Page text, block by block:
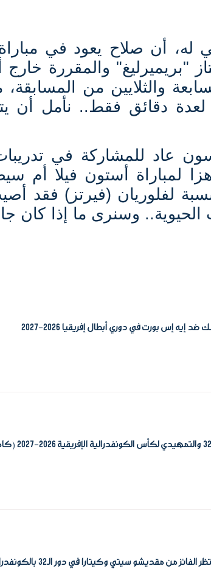
أن صلاح يعود في مباراة
"بريميرليغ" والمقررة
والثلايين من
لعدة دقائق فقط.. نأمل أن
عاد للمشاركة في
لمباراة أستون فيلا أم
لفلوريان (فيرتز) فقد
وسنرى ما إذا كان
ضد إيه إس بورت في دوري أبطال إفريقيا 2026-2027
من مقديشو سيتي وكيتارا في دور الـ32 بالكونفدرالية